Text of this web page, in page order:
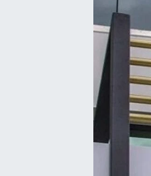
Teknoloji
Tatil ve Seyahat